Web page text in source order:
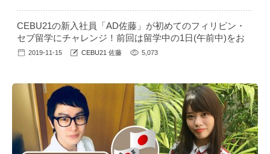
CEBU21の新入社員「AD佐藤」が初めてのフィリピン・
セブ留学にチャレンジ！前回は留学中の1日(午前中)をお
伝えしましたが、引き続き今回は、お昼から放課後につい
(という名の昼寝タイム)・13:00～14:50 午後のクラス (マ
ンツーマン授業④⑤)・15:00〜...
2019-11-15 CEBU21 佐藤 5,073